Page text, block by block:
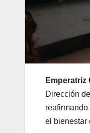
Emperatriz
Dirección
el bienestar